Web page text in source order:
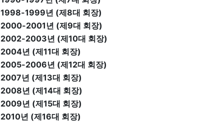
1998-1999년 (제8대 회장)
2000-2001년 (제9대 회장)
2002-2003년 (제10대 회장)
2004년 (제11대 회장)
2005-2006년 (제12대 회장)
2007년 (제13대 회장)
2008년 (제14대 회장)
2009년 (제15대 회장)
2010년 (제16대 회장)